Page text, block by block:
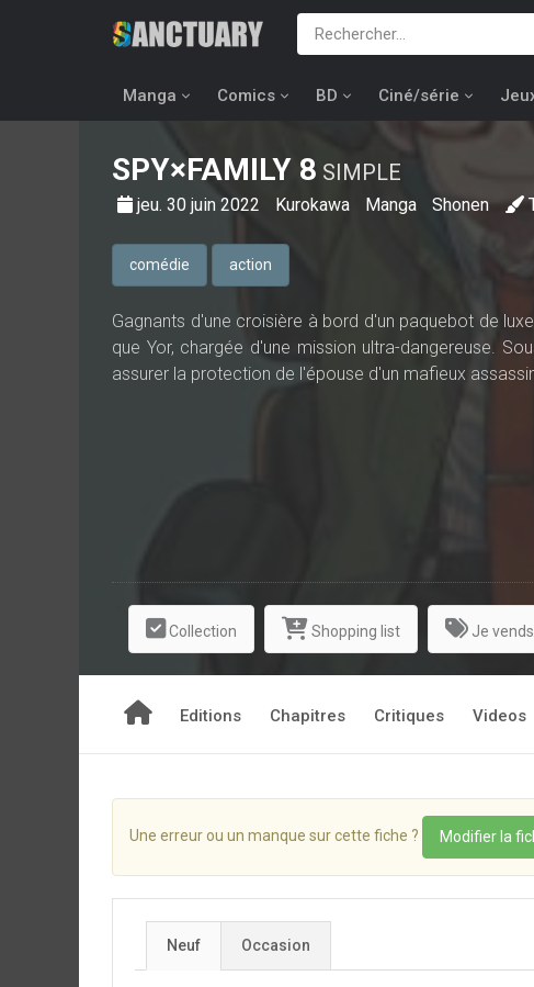
Manga Comics BD Ciné/série
SPY×FAMILY 8 SIMPLE
jeu. 30 juin 2022 Kurokawa Manga Shonen
comédie action
Gagnants d'une croisière à bord d'un paquebot de
que Yor, chargée d'une mission ultra-dangereuse.
assurer la protection de l'épouse d'un mafieux
Collection Shopping list Je vends
Editions Chapitres Critiques Videos
Une erreur ou un manque sur cette fiche ? Modifier la
Neuf Occasion